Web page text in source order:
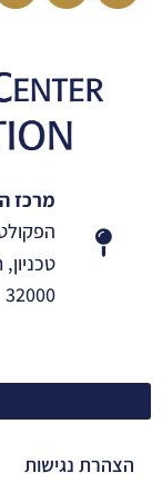
מרכז
32000
הצהרת נגישות